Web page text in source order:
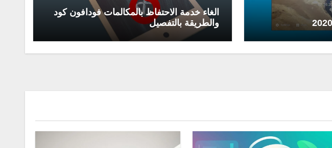
الغاء خدمة الاحتفاظ بالمكالمات فودافون كود
والطريقة بالتفصيل